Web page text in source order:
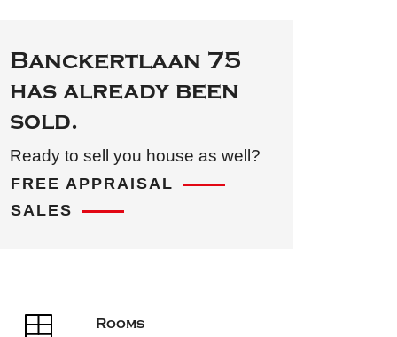
Banckertlaan 75
has already been
sold.
Ready to sell you house as well?
FREE APPRAISAL
SALES
Rooms